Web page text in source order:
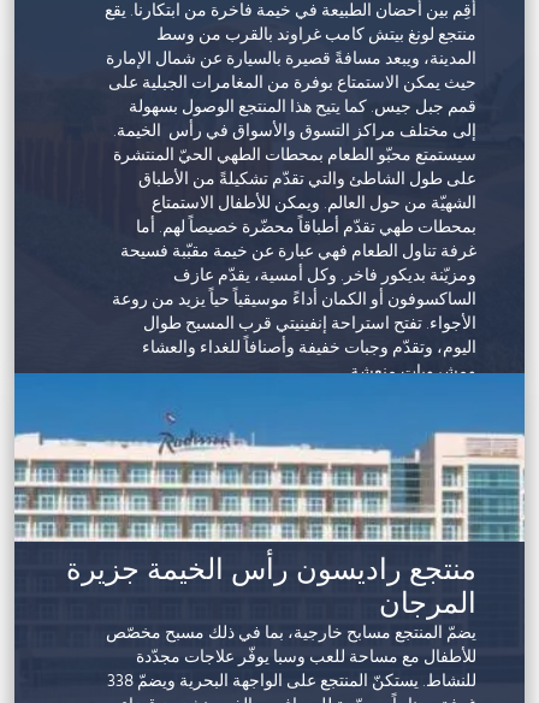
ضوء التزام أنانتارا بالحفاظ على أجمل المواقع في
العالم للجيل القادم. يمكن للعائلات الاستمتاع بالأنشطة
التعليمية والترفيهية للحفاظ على البيئة في مركز
الاكتشاف، أو رؤية أشجار القرم الخلابة من خلال
التجديف بقوارب الكاياك مروراً عبرها، وكل ذلك مع
التعرف على أهميتها في حماية الساحل، وإيواء الحياة
البحرية العصرية، والعمل كمورد غني للمجتمعات
المحلية.
الرائعة، فضلاً عن مطعم ليڤانت أند نار المعاصر الذي
يقدّم أشهى المأكولات المستوحاة من بلاد الشام.
بالإضافة إلى ذلك، يضمّ المنتجع نادياً صحياً مضاءً
واستوديو للياقة البدنيّة وملاعب تنس خارجيّة. كما يشمل
مساحات للفعاليّات مضاءة بأشعة الشمس الطبيعية
وتوفّر أماكن فريدة للاجتماعات الخاصّة وحفلات العشاء
الفاخرة والاحتفالات المميّزة. يفتح السبا أبوابه في أبريل
2022.
أقِم بين أحضان الطبيعة في خيمة فاخرة من ابتكارنا. يقع
منتجع لونغ بيتش كامب غراوند بالقرب من وسط
المدينة، ويبعد مسافةً قصيرة بالسيارة عن شمال الإمارة
حيث يمكن الاستمتاع بوفرة من المغامرات الجبلية على
قمم جبل جيس. كما يتيح هذا المنتجع الوصول بسهولة
إلى مختلف مراكز التسوق والأسواق في رأس الخيمة.
سيستمتع محبّو الطعام بمحطات الطهي الحيّ المنتشرة
على طول الشاطئ والتي تقدّم تشكيلةً من الأطباق
الشهيّة من حول العالم. ويمكن للأطفال الاستمتاع
بمحطات طهي تقدّم أطباقاً محضّرة خصيصاً لهم. أما
غرفة تناول الطعام فهي عبارة عن خيمة مقبّبة فسيحة
ومزيّنة بديكور فاخر. وكل أمسية، يقدّم عازف
الساكسوفون أو الكمان أداءً موسيقياً حياً يزيد من روعة
الأجواء. تفتح استراحة إنفينيتي قرب المسبح طوال
اليوم، وتقدّم وجبات خفيفة وأصنافاً للغداء والعشاء
ومشروبات منعشة.
وحي التخييم، مثل تنس الطاولة والبوتشا وتنس الريشة
والكرة الطائرة. سيستمتع الأطفال بتطيير الطائرات
الورقية، وتعلّم رقصة السالسا والعزف على الكاليمبا،
وهي آلة موسيقية زمبابوية تقليدية. تتوفّر أيضاً مجموعة
لا تُعدّ ولا تُحصى من أنشطة اليقظة الذهبية على غرار
اليوغا عند شروق الشمس، والرماية، وصناعة الخزف
والتطريز اليدوي.
منتجع راديسون رأس الخيمة جزيرة
المرجان
يضمّ المنتجع مسابح خارجية، بما في ذلك مسبح مخصّص
للأطفال مع مساحة للعب وسبا يوفّر علاجات مجدّدة
للنشاط. يستكنّ المنتجع على الواجهة البحرية ويضمّ 338